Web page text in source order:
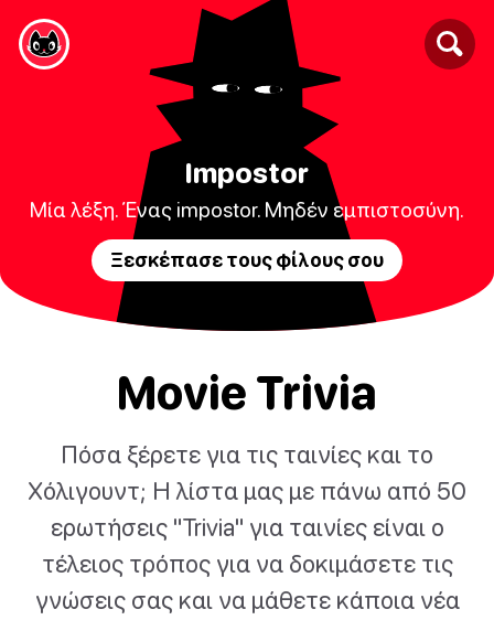
Impostor
Μία λέξη. Ένας impostor. Μηδέν εμπιστοσύνη.
Ξεσκέπασε τους φίλους σου
Movie Trivia
Πόσα ξέρετε για τις ταινίες και το
Χόλιγουντ; Η λίστα μας με πάνω από 50
ερωτήσεις "Trivia" για ταινίες είναι ο
τέλειος τρόπος για να δοκιμάσετε τις
γνώσεις σας και να μάθετε κάποια νέα